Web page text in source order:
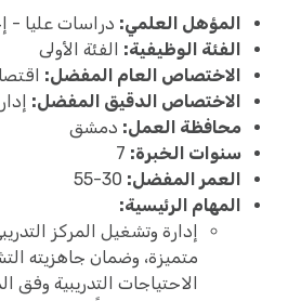
المؤهل العلمي: دراسات عليا -
الفئة الوظيفية: الفئة الأولى
الاختصاص العام المفضل:
الاختصاص الدقيق المفضل:
محافظة العمل: دمشق
سنوات الخبرة:
العمر المفضل:
المهام الرئيسية:
إدارة وتشغيل المركز
متميزة، وضمان جاهزيته
الاحتياجات التدريبية وفق